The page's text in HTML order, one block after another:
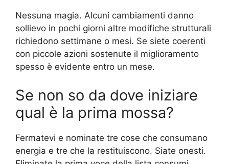
Nessuna magia. Alcuni cambiamenti danno
sollievo in pochi giorni altre modifiche strutturali
richiedono settimane o mesi. Se siete coerenti
con piccole azioni sostenute il miglioramento
spesso è evidente entro un mese.
Se non so da dove iniziare
qual è la prima mossa?
Fermatevi e nominate tre cose che consumano
energia e tre che la restituiscono. Siate onesti.